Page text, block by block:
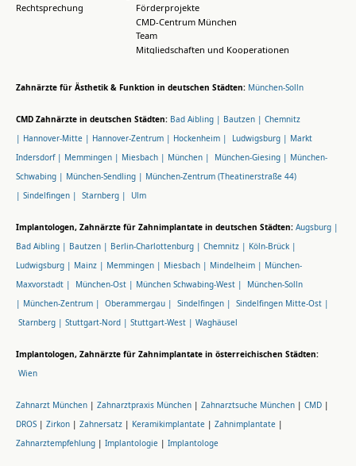
Rechtsprechung
Förderprojekte
CMD-Centrum München
Team
Mitgliedschaften und Kooperationen
Zahnärzte für Ästhetik & Funktion in deutschen Städten: München-Solln
CMD Zahnärzte in deutschen Städten: Bad Aibling | Bautzen | Chemnitz
| Hannover-Mitte | Hannover-Zentrum | Hockenheim | Ludwigsburg | Markt
Indersdorf | Memmingen | Miesbach | München | München-Giesing | München-
Schwabing | München-Sendling | München-Zentrum (Theatinerstraße 44)
| Sindelfingen | Starnberg | Ulm
Implantologen, Zahnärzte für Zahnimplantate in deutschen Städten: Augsburg |
Bad Aibling | Bautzen | Berlin-Charlottenburg | Chemnitz | Köln-Brück |
Ludwigsburg | Mainz | Memmingen | Miesbach | Mindelheim | München-
Maxvorstadt |
München-Ost | München Schwabing-West |
München-Solln
| München-Zentrum | Oberammergau | Sindelfingen | Sindelfingen Mitte-Ost |
Starnberg | Stuttgart-Nord | Stuttgart-West | Waghäusel
Implantologen, Zahnärzte für Zahnimplantate in österreichischen Städten:
Wien
Zahnarzt München | Zahnarztpraxis München | Zahnarztsuche München | CMD |
DROS | Zirkon | Zahnersatz | Keramikimplantate | Zahnimplantate |
Zahnarztempfehlung | Implantologie | Implantologe